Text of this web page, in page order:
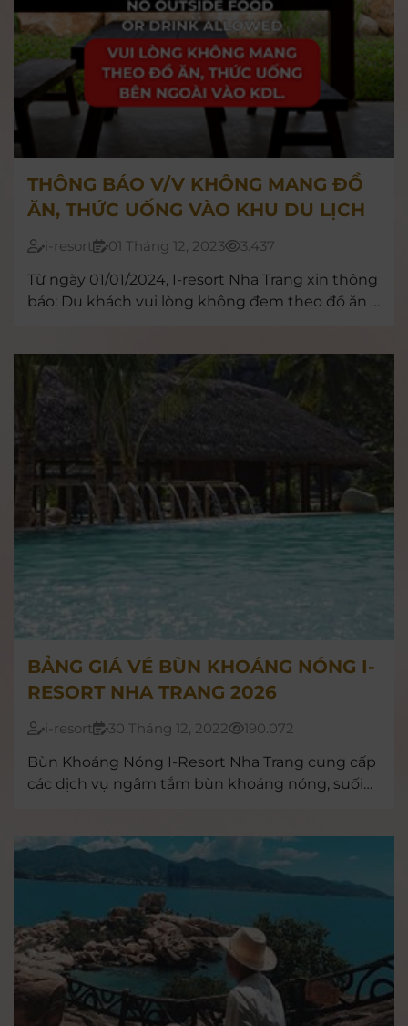
THÔNG BÁO V/V KHÔNG MANG ĐỒ
ĂN, THỨC UỐNG VÀO KHU DU LỊCH
i-resort 01 Tháng 12, 2023
3.437
Từ ngày 01/01/2024, I-resort Nha Trang xin thông
báo: Du khách vui lòng không đem theo đồ ăn –
BẢNG GIÁ VÉ BÙN KHOÁNG NÓNG I-
RESORT NHA TRANG 2026
i-resort 30 Tháng 12, 2022
190.072
Bùn Khoáng Nóng I-Resort Nha Trang cung cấp
các dịch vụ ngâm tắm bùn khoáng nóng, suối